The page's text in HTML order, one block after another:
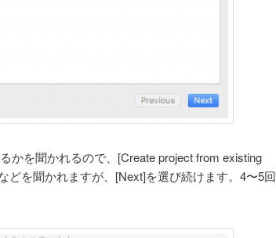
かを聞かれるので、[Create project from existing
を聞かれますが、[Next]を選び続けます。4〜5回